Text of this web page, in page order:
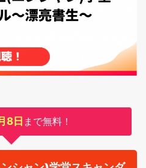
8日 まで無料！